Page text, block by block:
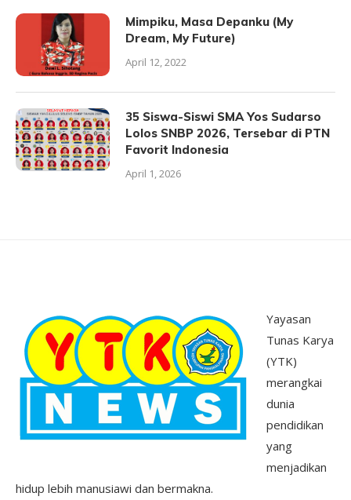
Mimpiku, Masa Depanku (My
Dream, My Future)
April 12, 2022
35 Siswa-Siswi SMA Yos Sudarso
Lolos SNBP 2026, Tersebar di PTN
Favorit Indonesia
April 1, 2026
Yayasan
Tunas Karya
(YTK)
merangkai
dunia
pendidikan
yang
menjadikan
hidup lebih manusiawi dan bermakna.